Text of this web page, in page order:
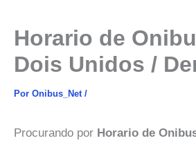
Horario de
Dois Unidos /
Por Onibus_Net /
Procurando por Horario de